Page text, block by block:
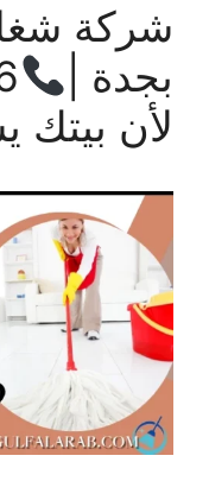
شركة
بجدة |
لأن بيتك